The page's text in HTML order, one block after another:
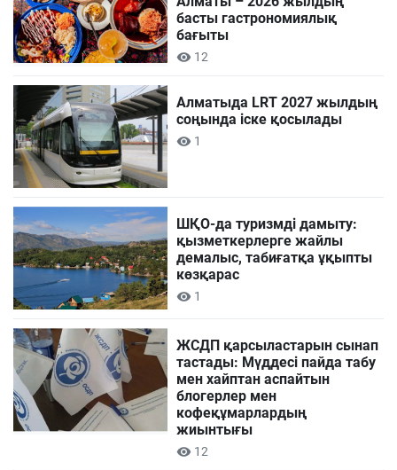
басты гастрономиялық
бағыты
12
Алматыда LRT 2027 жылдың
соңында іске қосылады
1
ШҚО-да туризмді дамыту:
қызметкерлерге жайлы
демалыс, табиғатқа ұқыпты
көзқарас
1
ЖСДП қарсыластарын сынап
тастады: Мүддесі пайда табу
мен хайптан аспайтын
блогерлер мен
кофеқұмарлардың
жиынтығы
12